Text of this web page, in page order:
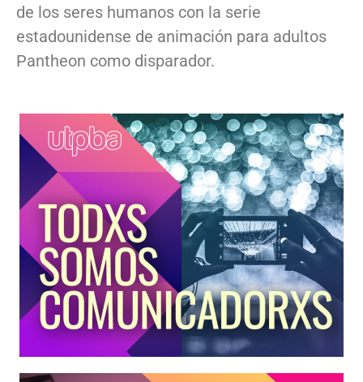
de los seres humanos con la serie
estadounidense de animación para adultos
Pantheon como disparador.